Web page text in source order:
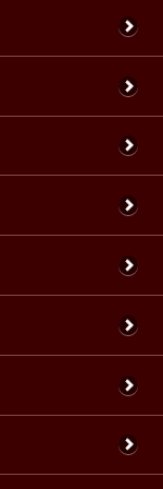
aber: Je dünner das
passenden
braucht also bloß ein
durch das Leder
und dann mit ein
befestigen.
versichern kann,
herumsitzt.
Trägermaterial